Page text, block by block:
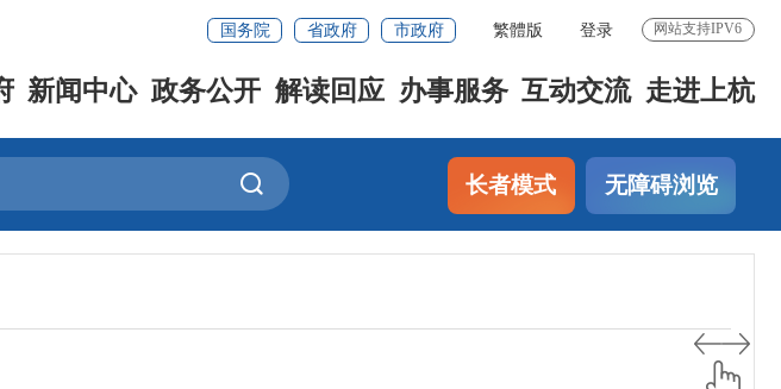
国务院 省政府 市政府 繁體版 登录 网站支持IPV6
新闻中心 政务公开 解读回应 办事服务 互动交流 走进上杭
长者模式 无障碍浏览